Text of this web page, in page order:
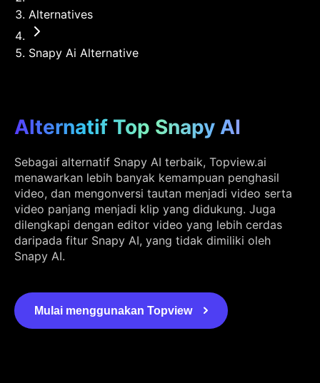
Alternatives
Snapy Ai Alternative
Alternatif Top Snapy AI
Sebagai alternatif Snapy AI terbaik, Topview.ai
menawarkan lebih banyak kemampuan penghasil
video, dan mengonversi tautan menjadi video serta
video panjang menjadi klip yang didukung. Juga
dilengkapi dengan editor video yang lebih cerdas
daripada fitur Snapy AI, yang tidak dimiliki oleh
Snapy AI.
Mulai menggunakan Topview